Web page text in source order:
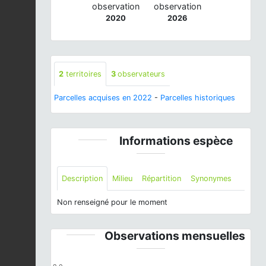
observation
2020
observation
2026
2 territoires 3 observateurs
Parcelles acquises en 2022 - Parcelles historiques
Informations espèce
Description Milieu Répartition Synonymes
Non renseigné pour le moment
Observations mensuelles